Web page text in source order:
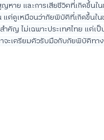
าย และการเสียชีวิตที่เกิดขึ้นใน
ต่ดูเหมือนว่าภัยพิบัติที่เกิดขึ้นใน
คัญ ไม่เฉพาะประเทศไทย แต่เป็
าจะเตรียมตัวรับมือกับภัยพิบัติทาง